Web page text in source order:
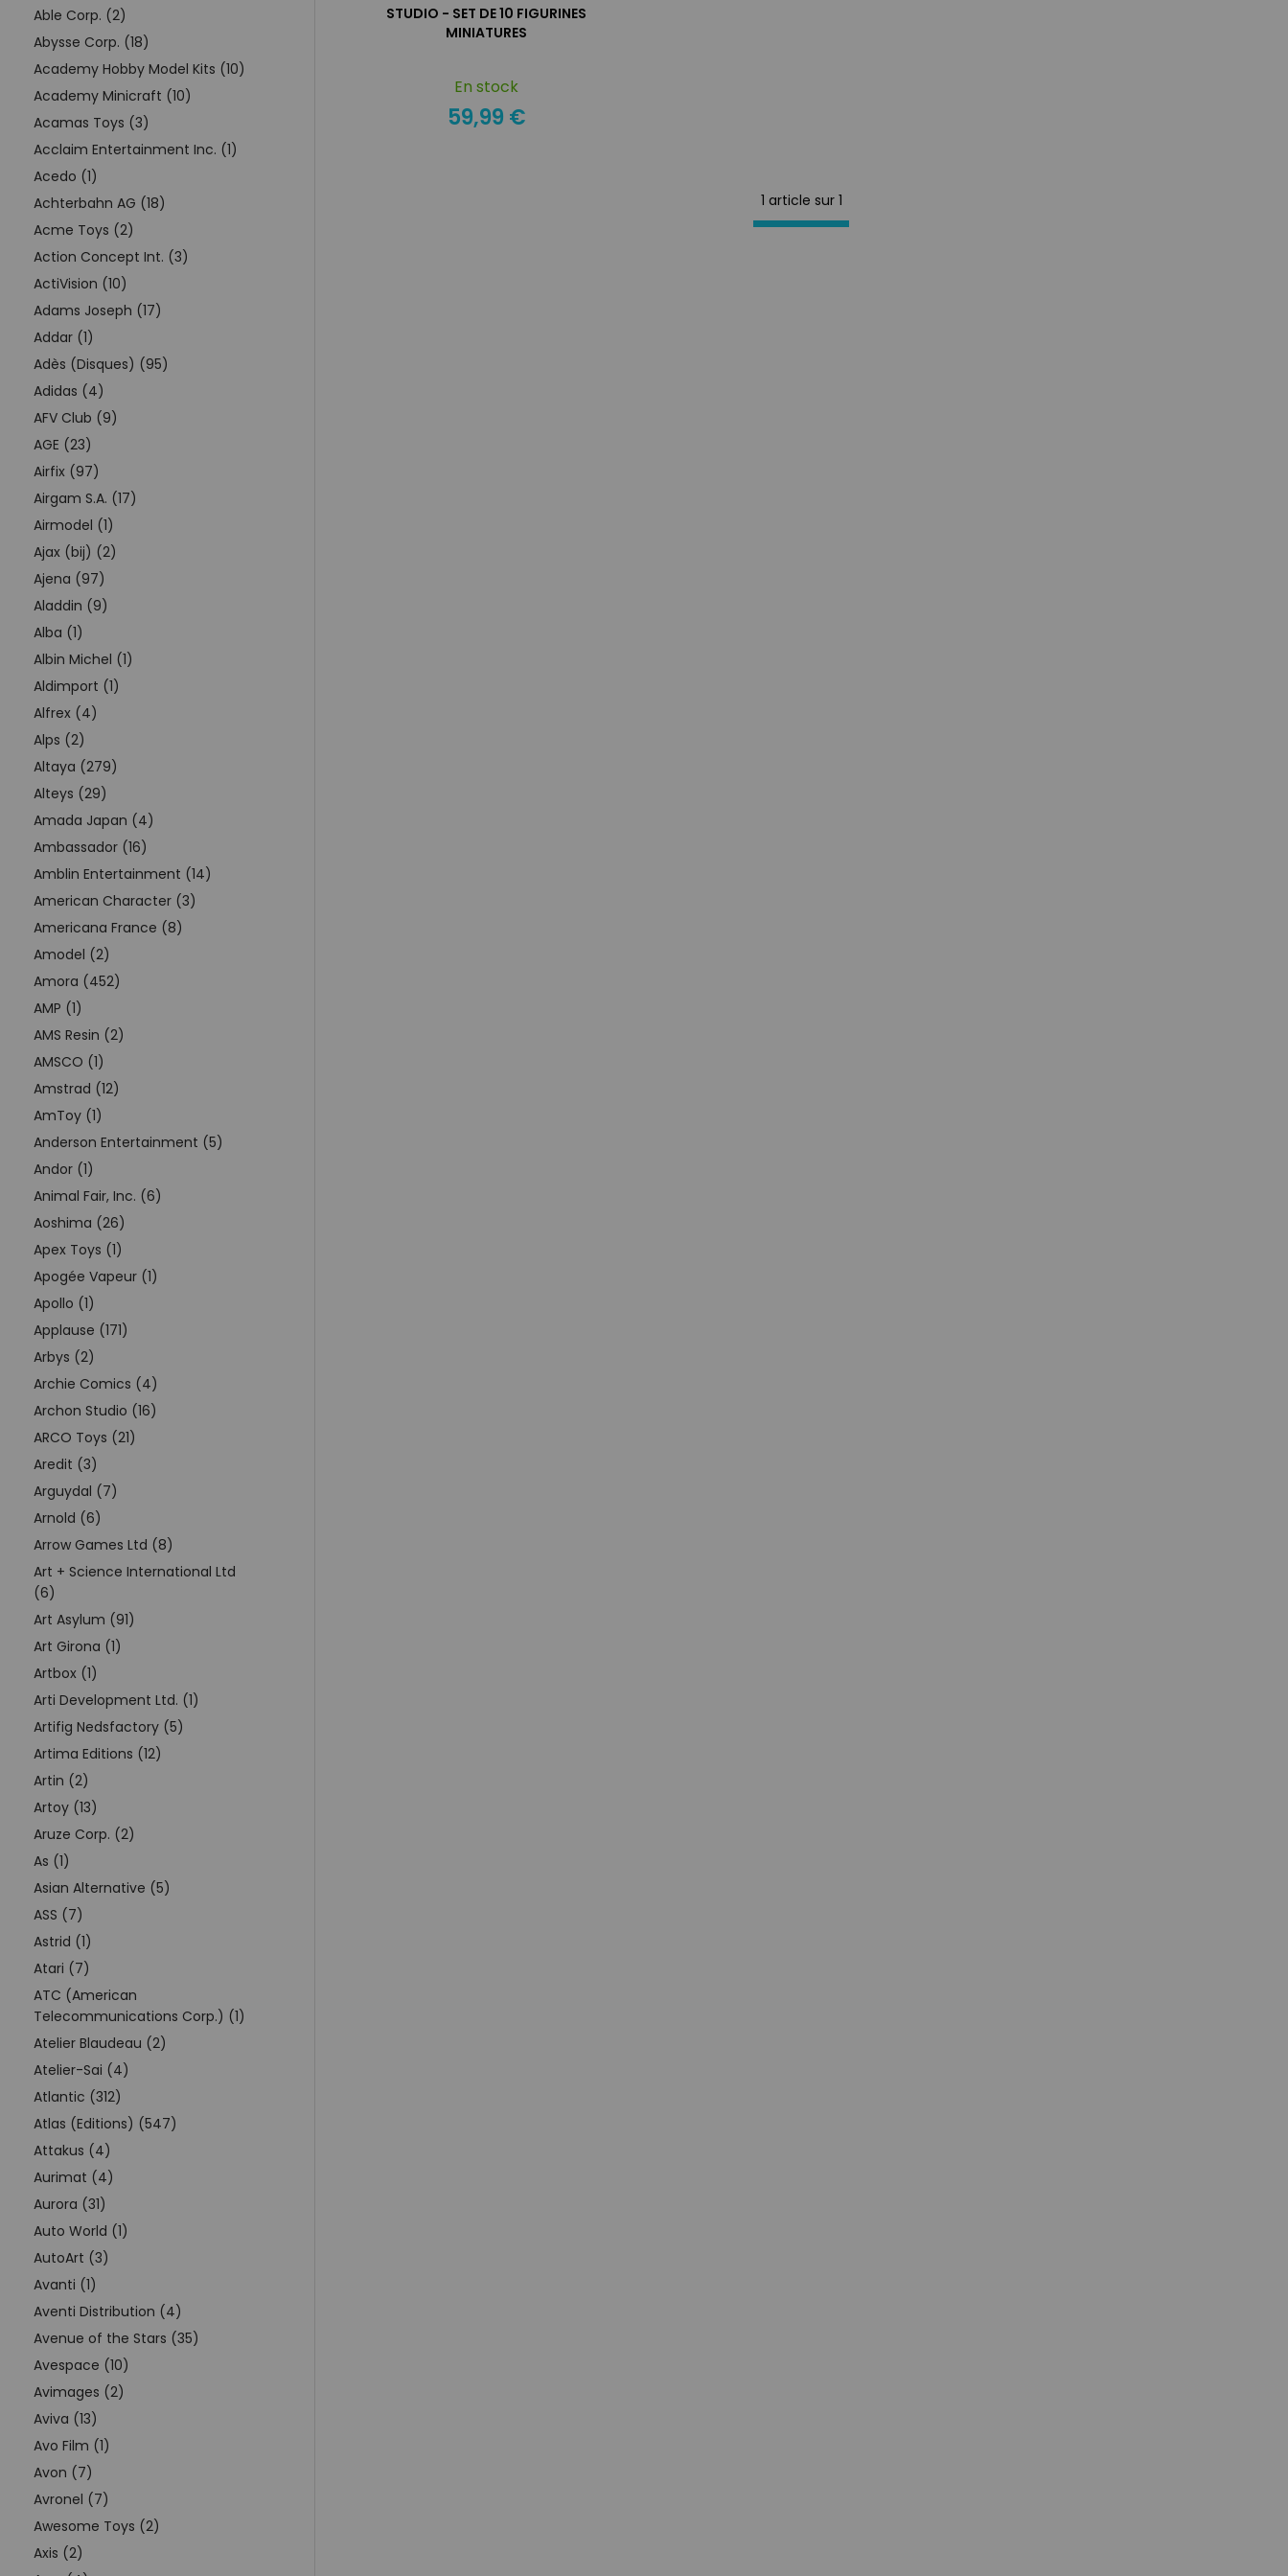
Able Corp. (2)
Abysse Corp. (18)
Academy Hobby Model Kits (10)
Academy Minicraft (10)
Acamas Toys (3)
Acclaim Entertainment Inc. (1)
Acedo (1)
Achterbahn AG (18)
Acme Toys (2)
Action Concept Int. (3)
ActiVision (10)
Adams Joseph (17)
Addar (1)
Adès (Disques) (95)
Adidas (4)
AFV Club (9)
AGE (23)
Airfix (97)
Airgam S.A. (17)
Airmodel (1)
Ajax (bij) (2)
Ajena (97)
Aladdin (9)
Alba (1)
Albin Michel (1)
Aldimport (1)
Alfrex (4)
Alps (2)
Altaya (279)
Alteys (29)
Amada Japan (4)
Ambassador (16)
Amblin Entertainment (14)
American Character (3)
Americana France (8)
Amodel (2)
Amora (452)
AMP (1)
AMS Resin (2)
AMSCO (1)
Amstrad (12)
AmToy (1)
Anderson Entertainment (5)
Andor (1)
Animal Fair, Inc. (6)
Aoshima (26)
Apex Toys (1)
Apogée Vapeur (1)
Apollo (1)
Applause (171)
Arbys (2)
Archie Comics (4)
Archon Studio (16)
ARCO Toys (21)
Aredit (3)
Arguydal (7)
Arnold (6)
Arrow Games Ltd (8)
Art + Science International Ltd
(6)
Art Asylum (91)
Art Girona (1)
Artbox (1)
Arti Development Ltd. (1)
Artifig Nedsfactory (5)
Artima Editions (12)
Artin (2)
Artoy (13)
Aruze Corp. (2)
As (1)
Asian Alternative (5)
ASS (7)
Astrid (1)
Atari (7)
ATC (American
Telecommunications Corp.) (1)
Atelier Blaudeau (2)
Atelier-Sai (4)
Atlantic (312)
Atlas (Editions) (547)
Attakus (4)
Aurimat (4)
Aurora (31)
Auto World (1)
AutoArt (3)
Avanti (1)
Aventi Distribution (4)
Avenue of the Stars (35)
Avespace (10)
Avimages (2)
Aviva (13)
Avo Film (1)
Avon (7)
Avronel (7)
Awesome Toys (2)
Axis (2)
STUDIO - SET DE 10 FIGURINES
MINIATURES
En stock
59,99 €
1 article sur 1